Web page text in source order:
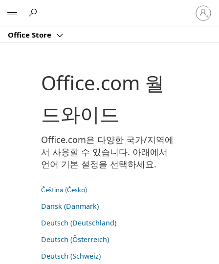
Office Store
귀
하
계
Office.com 월
드와이드
Office.com은 다양한 국가/지역에
서 사용할 수 있습니다. 아래에서
언어 기본 설정을 선택하세요.
Čeština (Česko)
Dansk (Danmark)
Deutsch (Deutschland)
Deutsch (Österreich)
Deutsch (Schweiz)